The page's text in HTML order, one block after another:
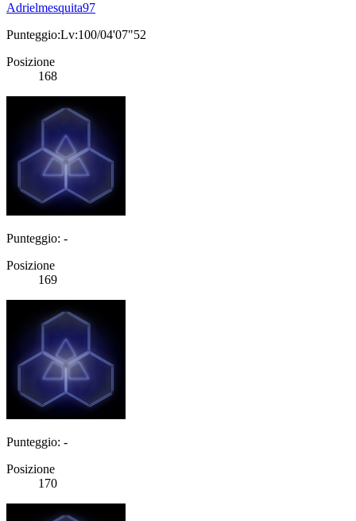
Adrielmesquita97
Punteggio:Lv:100/04'07"52
Posizione
168
Punteggio: -
Posizione
169
Punteggio: -
Posizione
170